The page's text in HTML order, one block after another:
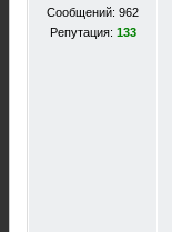
Сообщений: 962
Репутация: 133